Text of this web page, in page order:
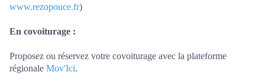
www.rezopouce.fr)
En covoiturage :
Proposez ou réservez votre covoiturage avec la plateforme
régionale Mov'Ici.